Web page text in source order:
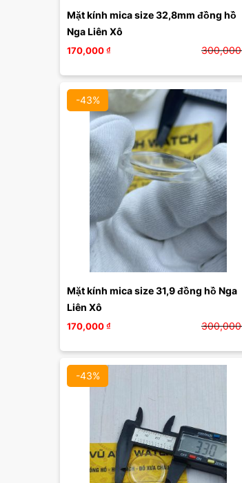
Mặt kính mica size 32,8mm đồng hồ
170,000₫ 300,000
-43%
Mặt kính mica size 31,9 đồng hồ Nga
Liên Xô
170,000₫ 300,000
-43%